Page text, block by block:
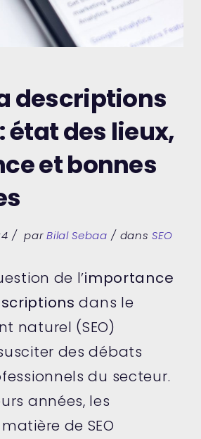
descriptions
état des lieux,
et bonnes
parBilal Sebaa dansSEO
de l’importance
dans le
naturel (SEO)
des débats
du secteur.
années, les
de SEO